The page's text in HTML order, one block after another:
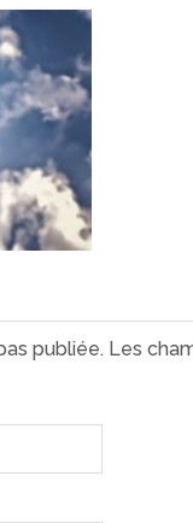
publiée. Les